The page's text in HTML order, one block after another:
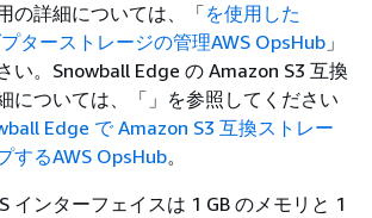
の詳細については、「を使用した
ターストレージの管理AWS OpsHub 」
い。Snowball Edge の Amazon S3 互換
については、「」を参照してください
Edge で Amazon S3 互換ストレー
するAWS OpsHub。
インターフェイスは 1 GB のメモリと 1